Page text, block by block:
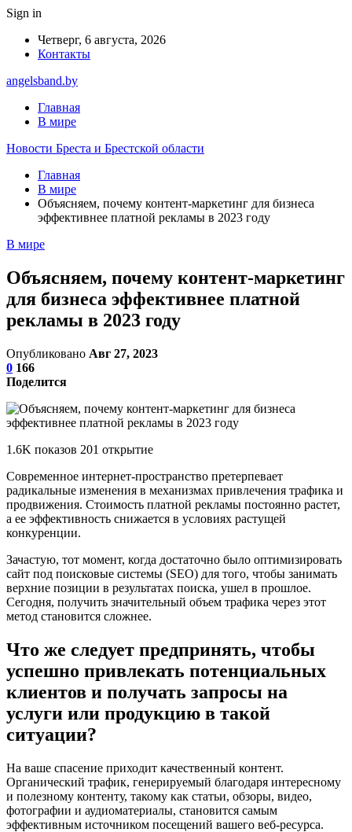
Sign in
Четверг, 6 августа, 2026
Контакты
angelsband.by
Главная
В мире
Новости Бреста и Брестской области
Главная
В мире
Объясняем, почему контент-маркетинг для бизнеса
эффективнее платной рекламы в 2023 году
В мире
Объясняем, почему контент-маркетинг
для бизнеса эффективнее платной
рекламы в 2023 году
Опубликовано Авг 27, 2023
0 166
Поделится
1.6K показов 201 открытие
Современное интернет-пространство претерпевает
радикальные изменения в механизмах привлечения трафика и
продвижения. Стоимость платной рекламы постоянно растет,
а ее эффективность снижается в условиях растущей
конкуренции.
Зачастую, тот момент, когда достаточно было оптимизировать
сайт под поисковые системы (SEO) для того, чтобы занимать
верхние позиции в результатах поиска, ушел в прошлое.
Сегодня, получить значительный объем трафика через этот
метод становится сложнее.
Что же следует предпринять, чтобы
успешно привлекать потенциальных
клиентов и получать запросы на
услуги или продукцию в такой
ситуации?
На ваше спасение приходит качественный контент.
Органический трафик, генерируемый благодаря интересному
и полезному контенту, такому как статьи, обзоры, видео,
фотографии и аудиоматериалы, становится самым
эффективным источником посещений вашего веб-ресурса.